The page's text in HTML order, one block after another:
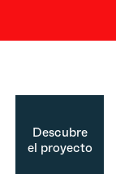
Descubre
el proyecto